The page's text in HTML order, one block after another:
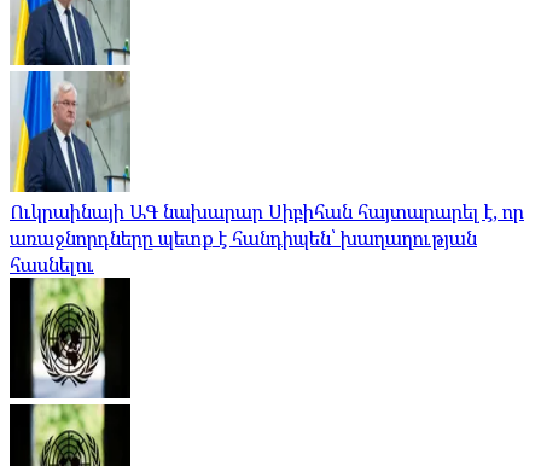
Ուկրաինայի ԱԳ նախարար Սիբիհան հայտարարել է, որ
առաջնորդները պետք է հանդիպեն՝ խաղաղության
հասնելու